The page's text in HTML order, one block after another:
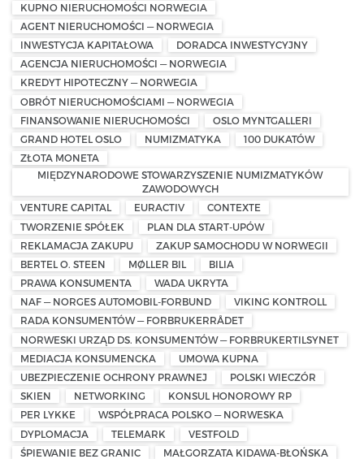
KUPNO NIERUCHOMOŚCI NORWEGIA
AGENT NIERUCHOMOŚCI — NORWEGIA
INWESTYCJA KAPITAŁOWA
DORADCA INWESTYCYJNY
AGENCJA NIERUCHOMOŚCI — NORWEGIA
KREDYT HIPOTECZNY — NORWEGIA
OBRÓT NIERUCHOMOŚCIAMI — NORWEGIA
FINANSOWANIE NIERUCHOMOŚCI
OSLO MYNTGALLERI
GRAND HOTEL OSLO
NUMIZMATYKA
100 DUKATÓW
ZŁOTA MONETA
MIĘDZYNARODOWE STOWARZYSZENIE NUMIZMATYKÓW
ZAWODOWYCH
VENTURE CAPITAL
EURACTIV
CONTEXTE
TWORZENIE SPÓŁEK
PLAN DLA START-UPÓW
REKLAMACJA ZAKUPU
ZAKUP SAMOCHODU W NORWEGII
BERTEL O. STEEN
MØLLER BIL
BILIA
PRAWA KONSUMENTA
WADA UKRYTA
NAF — NORGES AUTOMOBIL-FORBUND
VIKING KONTROLL
RADA KONSUMENTÓW — FORBRUKERRÅDET
NORWESKI URZĄD DS. KONSUMENTÓW — FORBRUKERTILSYNET
MEDIACJA KONSUMENCKA
UMOWA KUPNA
UBEZPIECZENIE OCHRONY PRAWNEJ
POLSKI WIECZÓR
SKIEN
NETWORKING
KONSUL HONOROWY RP
PER LYKKE
WSPÓŁPRACA POLSKO — NORWESKA
DYPLOMACJA
TELEMARK
VESTFOLD
ŚPIEWANIE BEZ GRANIC
MAŁGORZATA KIDAWA-BŁOŃSKA